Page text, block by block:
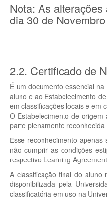
Nota: As
dia 30 de
2.2. Certificado de
É um documento essencial
aluno e ao Estabelecimento
em classificações locais e em
O Estabelecimento de
parte plenamente
Esse reconhecimento
não cumprir as condições
respectivo Learning
A classificação final do aluno
disponibilizada pela
classificatória em uso na